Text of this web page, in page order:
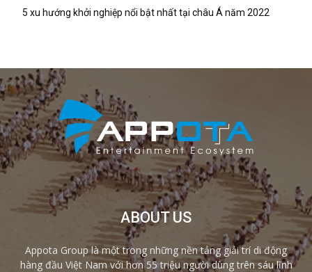
5 xu hướng khởi nghiệp nổi bật nhất tại châu Á năm 2022
ABOUT US
Appota Group là một trong những nền tảng giải trí di động
hàng đầu Việt Nam với hơn 55 triệu người dùng trên sáu lĩnh